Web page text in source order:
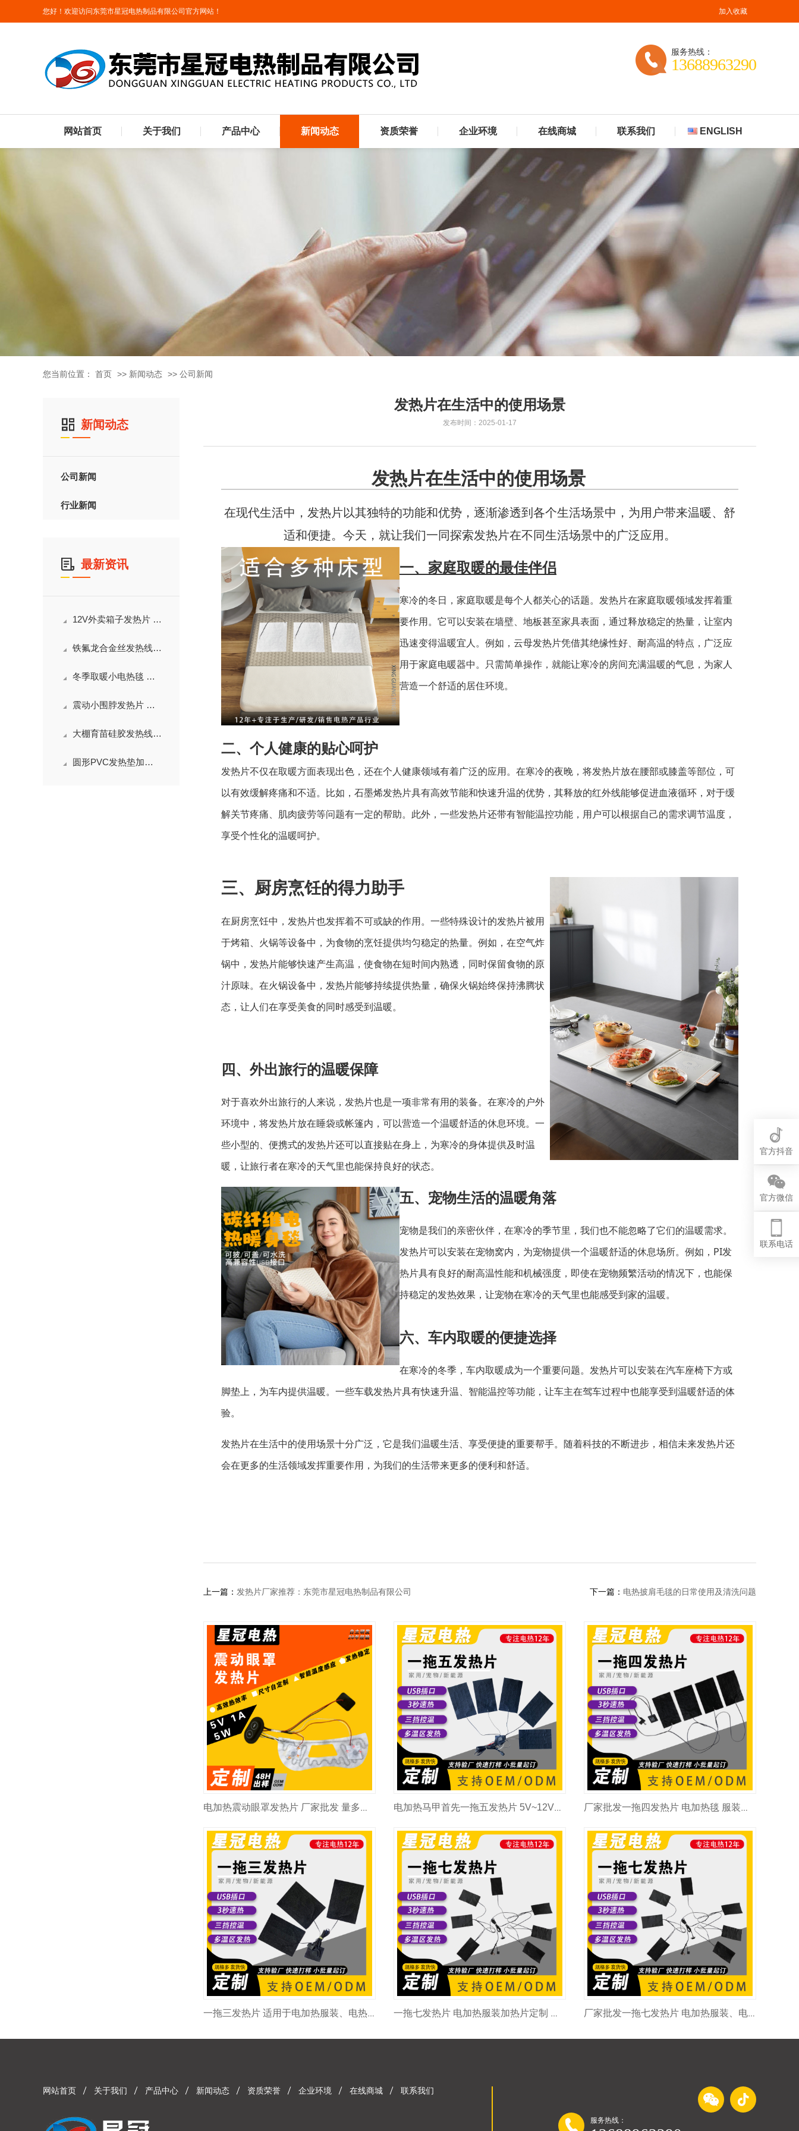
您好！欢迎访问东莞市星冠电热制品有限公司官方网站！ 加入收藏
服务热线：
13688963290
网站首页 关于我们 产品中心 新闻动态 资质荣誉 企业环境 在线商城 联系我们 ENGLISH
您当前位置： 首页 >> 新闻动态 >> 公司新闻
新闻动态
公司新闻
行业新闻
最新资讯
12V外卖箱子发热片 智能恒温绝缘防水洗食物保温毛巾加热桶加热片
铁氟龙合金丝发热线 耐高温耐高压 防水洗 汽车/家电加热安全耐用
冬季取暖小电热毯 七档调温可拆洗PVC材质防水加热垫
震动小围脖发热片 智能温控 颈椎按摩理疗 绝缘防水
大棚育苗硅胶发热线全新上市 耐高温耐腐蚀 多场景恒温加热线批发
圆形PVC发热垫加工批发 八档温度调节 植物育苗/宠物电热毯加热垫
发热片在生活中的使用场景
发布时间：2025-01-17
发热片在生活中的使用场景
在现代生活中，发热片以其独特的功能和优势，逐渐渗透到各个生活场景中，为用户带来温暖、舒
适和便捷。今天，就让我们一同探索发热片在不同生活场景中的广泛应用。
一、家庭取暖的最佳伴侣
寒冷的冬日，家庭取暖是每个人都关心的话题。发热片在家庭取暖领域发挥着重
要作用。它可以安装在墙壁、地板甚至家具表面，通过释放稳定的热量，让室内
迅速变得温暖宜人。例如，云母发热片凭借其绝缘性好、耐高温的特点，广泛应
用于家庭电暖器中。只需简单操作，就能让寒冷的房间充满温暖的气息，为家人
营造一个舒适的居住环境。
二、个人健康的贴心呵护
发热片不仅在取暖方面表现出色，还在个人健康领域有着广泛的应用。在寒冷的夜晚，将发热片放在腰部或膝盖等部位，可
以有效缓解疼痛和不适。比如，石墨烯发热片具有高效节能和快速升温的优势，其释放的红外线能够促进血液循环，对于缓
解关节疼痛、肌肉疲劳等问题有一定的帮助。此外，一些发热片还带有智能温控功能，用户可以根据自己的需求调节温度，
享受个性化的温暖呵护。
三、厨房烹饪的得力助手
在厨房烹饪中，发热片也发挥着不可或缺的作用。一些特殊设计的发热片被用
于烤箱、火锅等设备中，为食物的烹饪提供均匀稳定的热量。例如，在空气炸
锅中，发热片能够快速产生高温，使食物在短时间内熟透，同时保留食物的原
汁原味。在火锅设备中，发热片能够持续提供热量，确保火锅始终保持沸腾状
态，让人们在享受美食的同时感受到温暖。
四、外出旅行的温暖保障
对于喜欢外出旅行的人来说，发热片也是一项非常有用的装备。在寒冷的户外
环境中，将发热片放在睡袋或帐篷内，可以营造一个温暖舒适的休息环境。一
些小型的、便携式的发热片还可以直接贴在身上，为寒冷的身体提供及时温
暖，让旅行者在寒冷的天气里也能保持良好的状态。
五、宠物生活的温暖角落
宠物是我们的亲密伙伴，在寒冷的季节里，我们也不能忽略了它们的温暖需求。
发热片可以安装在宠物窝内，为宠物提供一个温暖舒适的休息场所。例如， PI发
热片具有良好的耐高温性能和机械强度，即使在宠物频繁活动的情况下，也能保
持稳定的发热效果，让宠物在寒冷的天气里也能感受到家的温暖。
六、车内取暖的便捷选择
在寒冷的冬季，车内取暖成为一个重要问题。发热片可以安装在汽车座椅下方或
脚垫上，为车内提供温暖。一些车载发热片具有快速升温、智能温控等功能，让车主在驾车过程中也能享受到温暖舒适的体
验。
发热片在生活中的使用场景十分广泛，它是我们温暖生活、享受便捷的重要帮手。随着科技的不断进步，相信未来发热片还
会在更多的生活领域发挥重要作用，为我们的生活带来更多的便利和舒适。
上一篇： 发热片厂家推荐：东莞市星冠电热制品有限公司 下一篇： 电热披肩毛毯的日常使用及清洗问题
电加热震动眼罩发热片 厂家批发 量多价优 尺寸功率可定制 加热片加工厂 电加热马甲首先一拖五发热片 5V~12V充电宝供电 方便快捷 安全低压发热效率稳定尺寸可定制 厂家批发一拖四发热片 电加热毯 服装皆可适配 升温快速 四区发热 多种功率可以定制选择
一拖三发热片 适用于电加热服装、电热毯等保暖产品 5V~12V可定制 多种规格可现在 厂家批发 量大价优 一拖七发热片 电加热服装加热片定制 七大发热区 5V/12V可选择 尺寸多样 量大价优 厂家批发一拖七发热片 电加热服装、电加热毛毯发热片 5V~12V均可定制
网站首页 关于我们 产品中心 新闻动态 资质荣誉 企业环境 在线商城 联系我们
服务热线：
官方微信
官方抖音
联系电话